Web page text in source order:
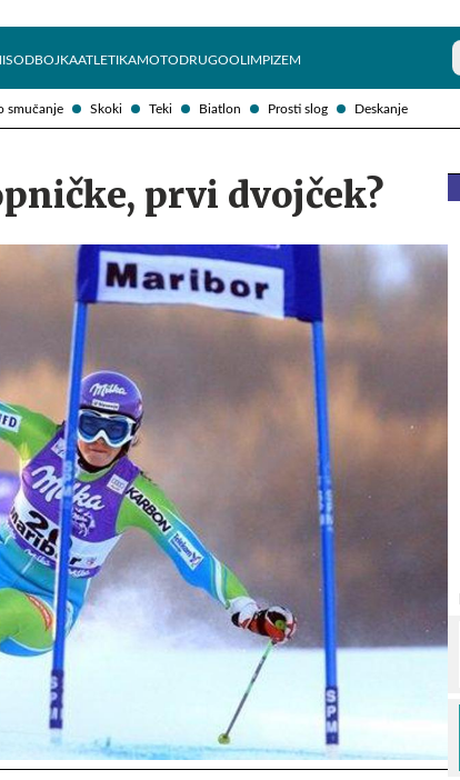
smučanje Skoki Teki Biatlon Prosti slog Deskanje
ODBOJKAATLETIKAMOTODRUGOOLIMPIZEM
prvi dvojček?